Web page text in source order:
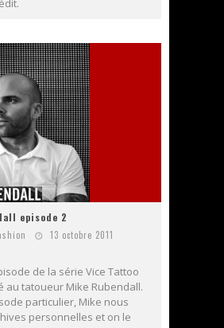
episode 2
13 octobre 2011
de la série Vice Tattoo
au tatoueur Mike Rubendall.
particulier, Mike nous
personnelles et on le